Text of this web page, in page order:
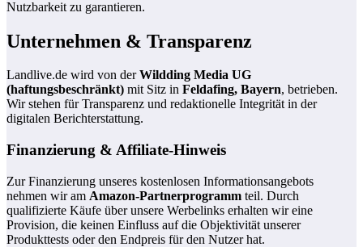
Nutzbarkeit zu garantieren.
Unternehmen & Transparenz
Landlive.de wird von derWildding Media UG
(haftungsbeschränkt) mit Sitz in Feldafing, Bayern, betrieben.
Wir stehen für Transparenz und redaktionelle Integrität in der
digitalen Berichterstattung.
Finanzierung & Affiliate-Hinweis
Zur Finanzierung unseres kostenlosen Informationsangebots
nehmen wir am Amazon-Partnerprogramm teil. Durch
qualifizierte Käufe über unsere Werbelinks erhalten wir eine
Provision, die keinen Einfluss auf die Objektivität unserer
Produkttests oder den Endpreis für den Nutzer hat.